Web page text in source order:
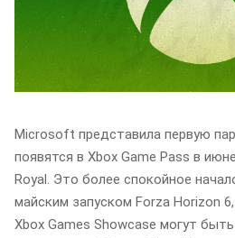
Microsoft представила первую
появятся в Xbox Game Pass в
Royal. Это более спокойное
майским запуском Forza Horizon
Xbox Games Showcase могут